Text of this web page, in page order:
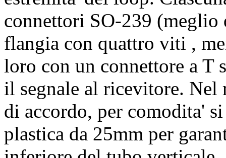
connettori SO-239
flangia con quattro viti ,
loro con un connettore a T
il segnale al ricevitore. Nel
di accordo, per comodita'
plastica da 25mm per